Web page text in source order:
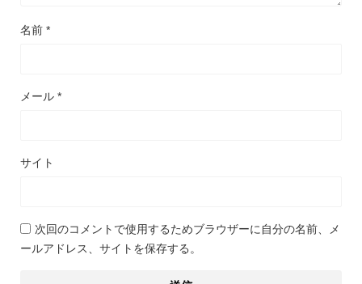
名前 *
メール *
サイト
次回のコメントで使用するためブラウザーに自分の名前、メ
ールアドレス、サイトを保存する。